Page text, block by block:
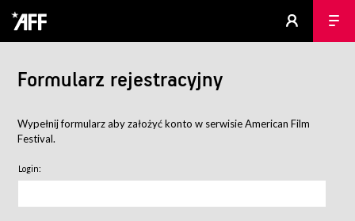
Formularz rejestracyjny
Wypełnij formularz aby założyć konto w serwisie American Film
Festival.
Login: